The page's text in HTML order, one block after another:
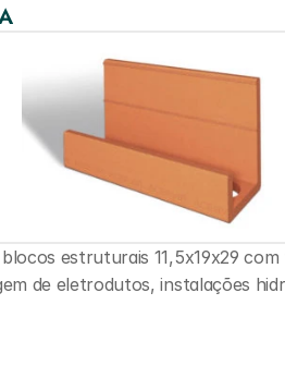
estruturais 11,5x19x29
de eletrodutos, instalações